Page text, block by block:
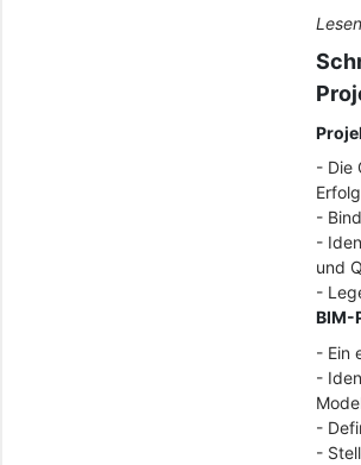
- Die
-
-
und
-
BIM-
- Ein
-
-
-